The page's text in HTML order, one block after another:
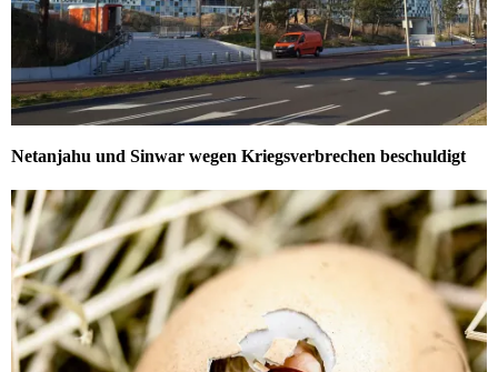
Netanjahu und Sinwar wegen Kriegsverbrechen beschuldigt